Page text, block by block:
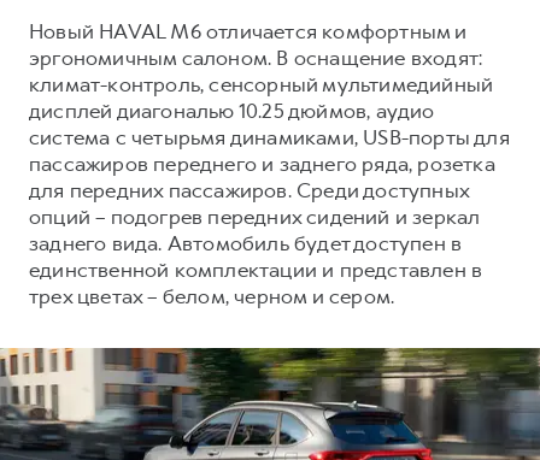
Новый HAVAL M6 отличается комфортным и
эргономичным салоном. В оснащение входят:
климат-контроль, сенсорный мультимедийный
дисплей диагональю 10.25 дюймов, аудио
система с четырьмя динамиками, USB-порты для
пассажиров переднего и заднего ряда, розетка
для передних пассажиров. Среди доступных
опций – подогрев передних сидений и зеркал
заднего вида. Автомобиль будет доступен в
единственной комплектации и представлен в
трех цветах – белом, черном и сером.